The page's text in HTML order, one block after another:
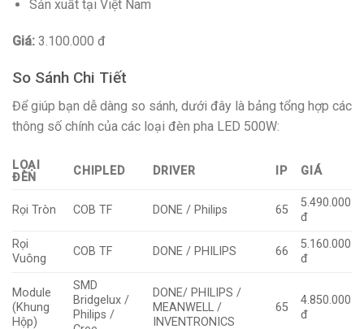
Sản xuất tại Việt Nam
Giá: 3.100.000 đ
So Sánh Chi Tiết
Để giúp bạn dễ dàng so sánh, dưới đây là bảng tổng hợp các
thông số chính của các loại đèn pha LED 500W:
LOẠI
ĐÈN
CHIPLED DRIVER IP GIÁ
Rọi Tròn COB TF DONE / Philips 65
5.490.000
đ
Rọi
Vuông
COB TF DONE / PHILIPS 66
5.160.000
đ
Module
(Khung
Hộp)
SMD
Bridgelux /
Philips /
DONE/ PHILIPS /
MEANWELL /
INVENTRONICS
65
4.850.000
đ